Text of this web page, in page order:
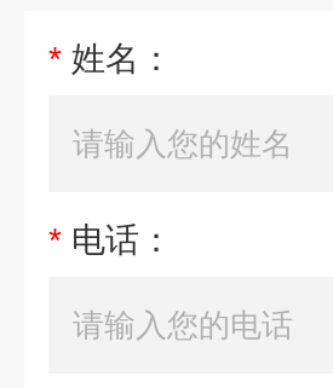
* 姓名：
* 电话：